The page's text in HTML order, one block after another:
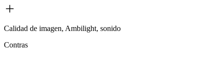
Calidad de imagen, Ambilight, sonido
Contras